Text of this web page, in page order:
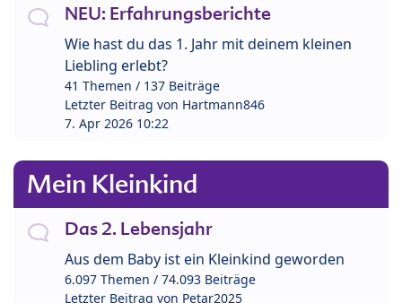
NEU: Erfahrungsberichte
Wie hast du das 1. Jahr mit deinem kleinen
Liebling erlebt?
41 Themen / 137 Beiträge
Letzter Beitrag von Hartmann846
7. Apr 2026 10:22
Mein Kleinkind
Das 2. Lebensjahr
Aus dem Baby ist ein Kleinkind geworden
6.097 Themen / 74.093 Beiträge
Letzter Beitrag von Petar2025